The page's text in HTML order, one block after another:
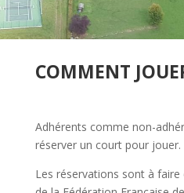
COMMENT
Adhérents comme non-
réserver un court pour jouer.
Les réservations sont à faire